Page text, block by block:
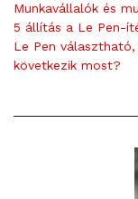
Munkavállalók és
5 állítás a Le Pen-
Le Pen
következik most?